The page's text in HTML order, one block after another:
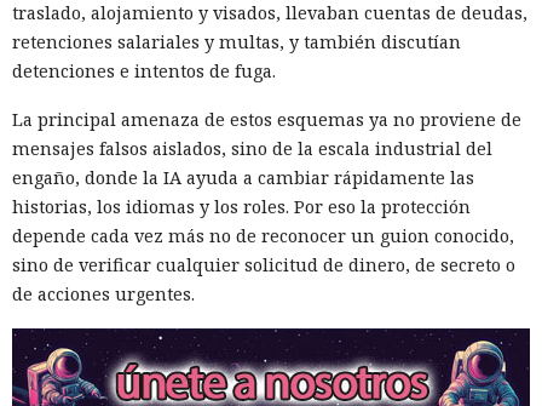
traslado, alojamiento y visados, llevaban cuentas de deudas,
retenciones salariales y multas, y también discutían
detenciones e intentos de fuga.
La principal amenaza de estos esquemas ya no proviene de
mensajes falsos aislados, sino de la escala industrial del
engaño, donde la IA ayuda a cambiar rápidamente las
historias, los idiomas y los roles. Por eso la protección
depende cada vez más no de reconocer un guion conocido,
sino de verificar cualquier solicitud de dinero, de secreto o
de acciones urgentes.